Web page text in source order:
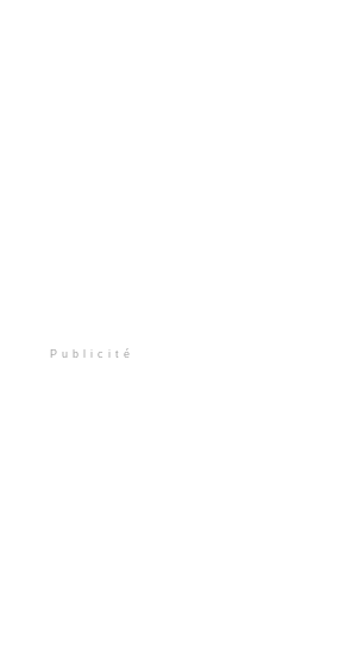
Publicité